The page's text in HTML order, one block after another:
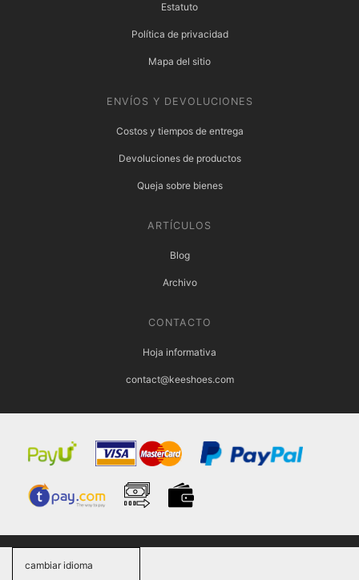
Estatuto
Política de privacidad
Mapa del sitio
ENVÍOS Y DEVOLUCIONES
Costos y tiempos de entrega
Devoluciones de productos
Queja sobre bienes
ARTÍCULOS
Blog
Archivo
CONTACTO
Hoja informativa
contact@keeshoes.com
cambiar idioma